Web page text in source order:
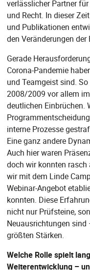
verlässlicher Partner
und Recht. In dieser
und Publikationen
den Veränderungen der
Gerade
Corona-Pandemie
und Teamgeist sind.
2008/2009 vor allem
deutlichen Einbrüchen.
interne Prozesse
Eine ganz andere
Auch hier waren
doch wir konnten
wir mit dem Linde
Webinar-Angebot
konnten. Diese
nicht nur Prüfsteine,
Neuausrichtungen sind
größten Stärken.
Welche Rolle spielt
Weiterentwicklung –